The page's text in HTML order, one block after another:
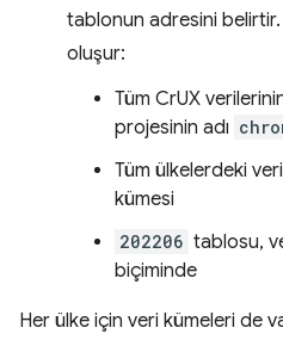
tablonun adresini
oluşur:
Tüm CrUX
projesinin adı
Tüm ülkelerdeki
kümesi
202206 tablosu,
biçiminde
Her ülke için veri kümeleri de